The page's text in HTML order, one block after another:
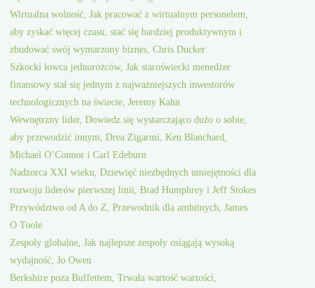
Wirtualna wolność, Jak pracować z wirtualnym personelem,
aby zyskać więcej czasu, stać się bardziej produktywnym i
zbudować swój wymarzony biznes, Chris Ducker
Szkocki łowca jednorożców, Jak staroświecki menedżer
finansowy stał się jednym z najważniejszych inwestorów
technologicznych na świecie, Jeremy Kahn
Wewnętrzny lider, Dowiedz się wystarczająco dużo o sobie,
aby przewodzić innym, Drea Zigarmi, Ken Blanchard,
Michael O’Connor i Carl Edeburn
Nadzorca XXI wieku, Dziewięć niezbędnych umiejętności dla
rozwoju liderów pierwszej linii, Brad Humphrey i Jeff Stokes
Przywództwo od A do Z, Przewodnik dla ambitnych, James
O Toole
Zespoły globalne, Jak najlepsze zespoły osiągają wysoką
wydajność, Jo Owen
Berkshire poza Buffettem, Trwała wartość wartości,